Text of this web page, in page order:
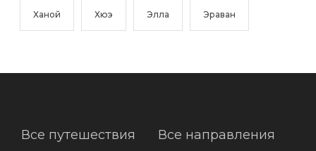
Ханой Хюэ Элла Эраван
Все путешествия
Все направления